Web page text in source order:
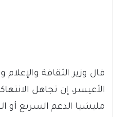
قال وزير الثقافة والإعلام
الأعيسر، إن تجاهل
مليشيا الدعم السريع أو